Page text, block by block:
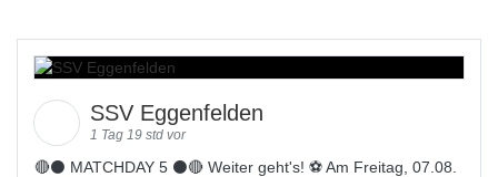
SSV Eggenfelden
1 Tag 19 std vor
🔴⚫️ MATCHDAY 5 ⚫️🔴 Weiter geht's! ⚽ Am Freitag, 07.08.